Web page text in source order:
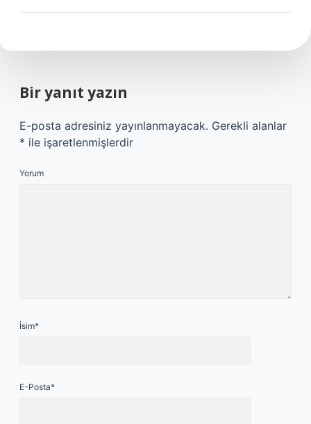
Bir yanıt yazın
E-posta adresiniz yayınlanmayacak. Gerekli alanlar
* ile işaretlenmişlerdir
Yorum
İsim*
E-Posta*